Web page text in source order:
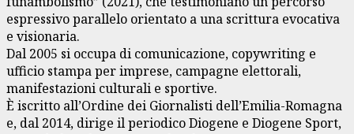
espressivo parallelo orientato a una scrittura evocativa
e visionaria.
Dal 2005 si occupa di comunicazione, copywriting e
ufficio stampa per imprese, campagne elettorali,
manifestazioni culturali e sportive.
È iscritto all’Ordine dei Giornalisti dell’Emilia-Romagna
e, dal 2014, dirige il periodico Diogene e Diogene Sport,